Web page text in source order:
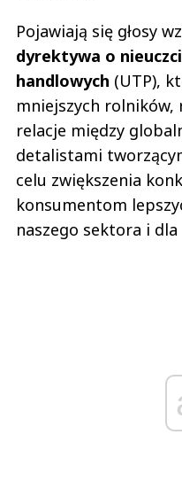
Pojawiają się głosy
dyrektywa o
handlowych (UTP),
mniejszych rolników,
relacje między
detalistami
celu zwiększenia
konsumentom
naszego sektora i